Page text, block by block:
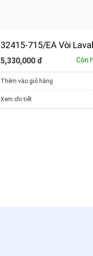
32415-715/EA Vòi
Rửa Tay Nóng Lạnh
JOMOO
5,330,000 đ Còn
Thêm vào giỏ hàng
Xem chi tiết